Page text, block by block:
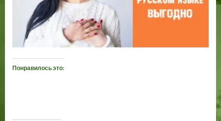
Понравилось это: